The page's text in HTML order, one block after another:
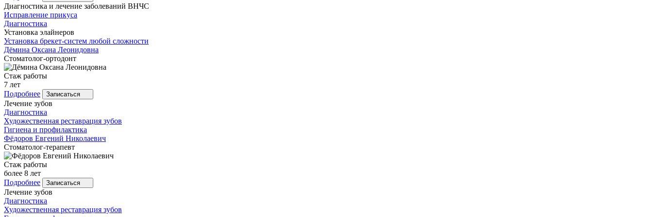
Диагностика и лечение заболеваний ВНЧС
Исправление прикуса
Диагностика
Установка элайнеров
Установка брекет-систем любой сложности
Дёмина Оксана Леонидовна
Стоматолог-ортодонт
Стаж работы
7 лет
Подробнее
Записаться
Лечение зубов
Диагностика
Художественная реставрация зубов
Гигиена и профилактика
Фёдоров Евгений Николаевич
Стоматолог-терапевт
Стаж работы
более 8 лет
Подробнее
Записаться
Лечение зубов
Диагностика
Художественная реставрация зубов